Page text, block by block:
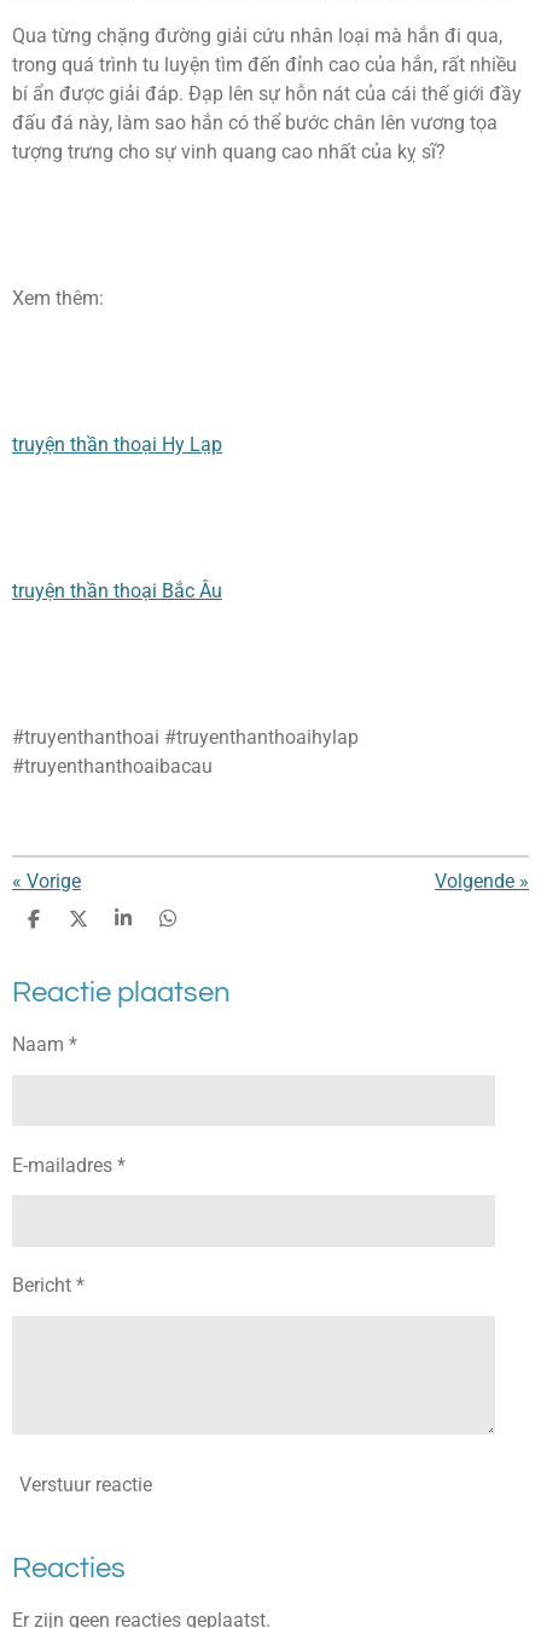
Qua từng chặng đường giải cứu nhân loại mà hắn đi qua,
trong quá trình tu luyện tìm đến đỉnh cao của hắn, rất nhiều
bí ẩn được giải đáp. Đạp lên sự hỗn nát của cái thế giới đầy
đấu đá này, làm sao hắn có thể bước chân lên vương tọa
tượng trưng cho sự vinh quang cao nhất của kỵ sĩ?
Xem thêm:
truyện thần thoại Hy Lạp
truyện thần thoại Bắc Âu
#truyenthanthoai #truyenthanthoaihylap
#truyenthanthoaibacau
« Vorige Volgende »
D
e
n
D
l
S
r
e
D
e
n
Reactie plaatsen
Naam *
E-mailadres *
Bericht *
Verstuur reactie
Reacties
Er zijn geen reacties geplaatst.